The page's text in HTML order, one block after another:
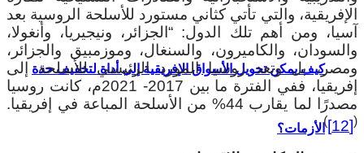
كيف يمكن تحويل الأسواق الإفريقية إلى أداة لتخفيف حدة
الأزمات؟
والتي تأتي كثاني مستورد للأسلحة الروسية بعد
ومن أهم تلك الدول: “الجزائر، ونيجيريا، وأنغولا،
والكاميرون، والسنغال، وموزمبيق والجزائر،
بل وتعد روسيا المورد الرئيسي للأسلحة إلى
إفريقيا، ففي الفترة ما بين 2017- 2021م، كانت روسيا
لما يقارب 44% من الأسلحة المباعة في إفريقيا.
)